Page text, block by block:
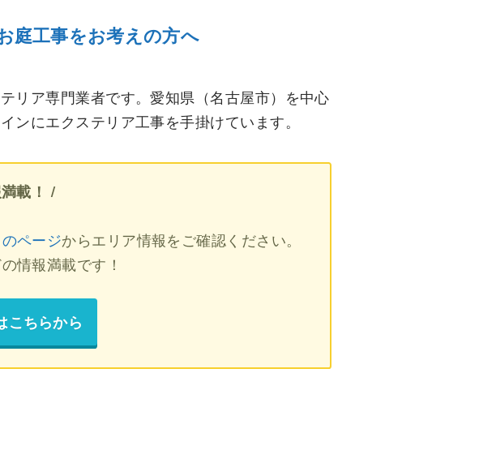
庭工事をお考えの方へ
リア専門業者です。愛知県（名古屋市）を中心
ンにエクステリア工事を手掛けています。
載！ /
ページからエリア情報をご確認ください。
情報満載です！
こちらから